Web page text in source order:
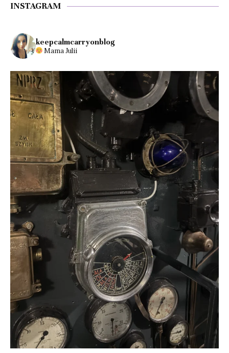
INSTAGRAM
keepcalmcarryonblog
Mama Julii